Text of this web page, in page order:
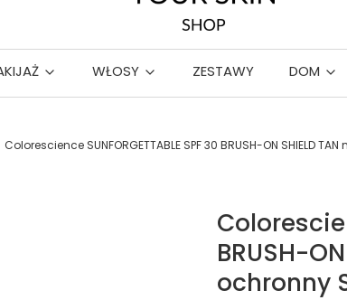
WŁOSY ZESTAWY DOM
Colorescience SUNFORGETTABLE SPF 30 BRUSH-ON SHIELD
BRUSH-
ochronny